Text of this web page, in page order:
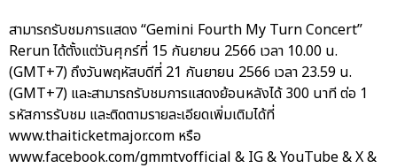
สามารถรับชมการแสดง “Gemini Fourth My Turn Concert”
Rerun ได้ตั้งแต่วันศุกร์ที่ 15 กันยายน 2566 เวลา 10.00 น.
(GMT+7) ถึงวันพฤหัสบดีที่ 21 กันยายน 2566 เวลา 23.59 น.
(GMT+7) และสามารถรับชมการแสดงย้อนหลังได้ 300 นาที ต่อ 1
รหัสการรับชม และติดตามรายละเอียดเพิ่มเติมได้ที่
www.thaiticketmajor.com หรือ
www.facebook.com/gmmtvofficial & IG & YouTube & X &